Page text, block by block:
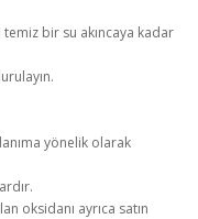
bir su akıncaya kadar
yönelik olarak
oksidanı ayrıca satın